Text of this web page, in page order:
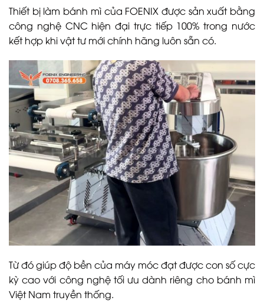
Thiết bị làm bánh mì của FOENIX được sản xuất bằng
công nghệ CNC hiện đại trực tiếp 100% trong nước
kết hợp khi vật tư mới chính hãng luôn sẵn có.
Từ đó giúp độ bền của máy móc đạt được con số cực
kỳ cao với công nghệ tối ưu dành riêng cho bánh mì
Việt Nam truyền thống.